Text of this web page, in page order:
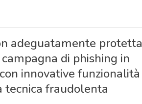
adeguatamente protetta
di phishing in
innovative funzionalità
tecnica fraudolenta